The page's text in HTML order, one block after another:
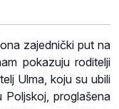
zajednički put na
pokazuju roditelji
Ulma, koju su ubili
proglašena